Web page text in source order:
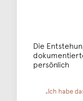
Die
persönlich
„Ich habe